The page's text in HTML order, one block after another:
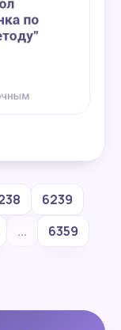
6239
...
6359